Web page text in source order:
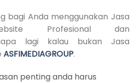
bagi Anda menggunakan Jasa
Profesional dan
lagi kalau bukan Jasa
ASFIMEDIAGROUP.
penting anda harus